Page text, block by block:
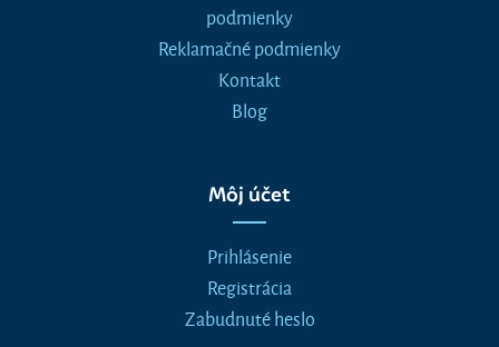
podmienky
Reklamačné podmienky
Kontakt
Blog
Môj účet
Prihlásenie
Registrácia
Zabudnuté heslo